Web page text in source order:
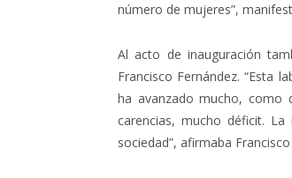
número de mujeres”,
Al acto de inauguración
Francisco Fernández. “Esta
ha avanzado mucho, como
carencias, mucho déficit.
sociedad”, afirmaba